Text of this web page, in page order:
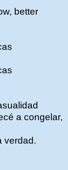
better
a congelar,
verdad.